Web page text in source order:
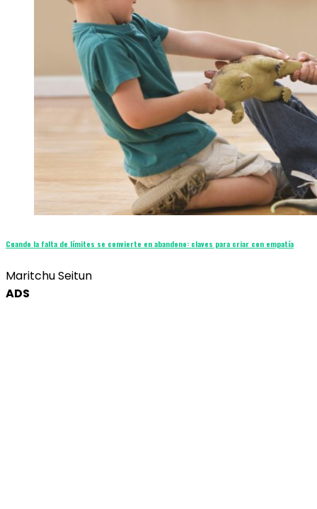
Cuando la falta de límites se convierte en abandono: claves para criar con empatía
Maritchu Seitun
ADS